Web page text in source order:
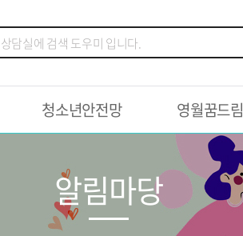
청소년안전망 영월꿈드림
알림마당